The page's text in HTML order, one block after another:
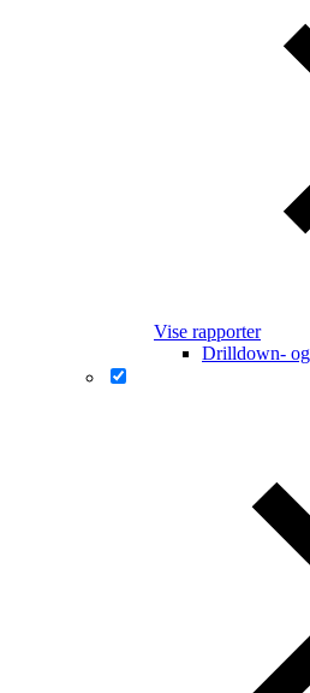
Vise rapporter
Drilldown-